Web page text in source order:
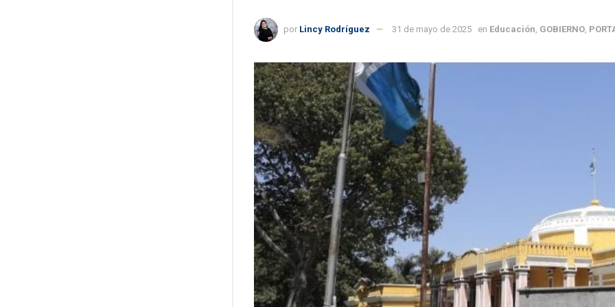
por Lincy Rodríguez 31 de mayo de 2025 en Educación GOBIERNO